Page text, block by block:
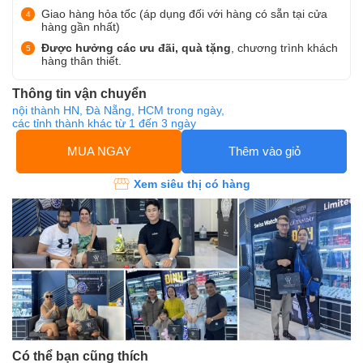
Giao hàng hỏa tốc (áp dụng đối với hàng có sẵn tại cửa
hàng gần nhất)
Được hưởng các ưu đãi, quà tặng , chương trình khách
hàng thân thiết.
Thông tin vận chuyển
nội thành HN, Đà Nẵng, HCM trong ngày,
các tỉnh thành khác từ 1 đến 3 ngày
MUA NGAY Thêm vào giỏ
Xem siêu thị có hàng
Có thể bạn cũng thích